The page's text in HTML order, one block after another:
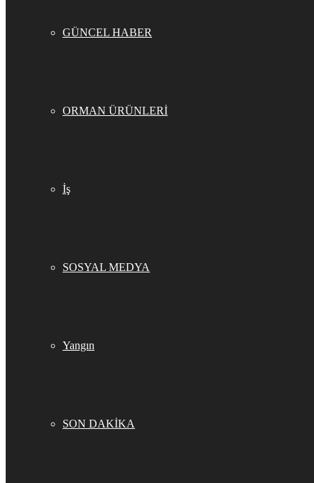
GÜNCEL HABER
ORMAN ÜRÜNLERİ
İş
SOSYAL MEDYA
Yangın
SON DAKİKA